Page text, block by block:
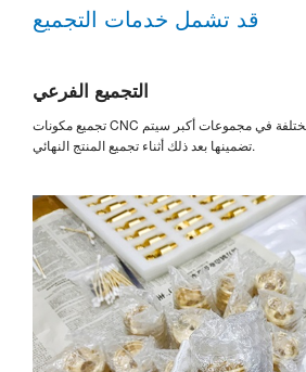
قد تشمل خدمات التجميع
التجميع الفرعي
تجميع مكونات CNC أو المكونات الفرعية المختلفة في مجموعات أكبر سيتم
تضمينها بعد ذلك أثناء تجميع المنتج النهائي.